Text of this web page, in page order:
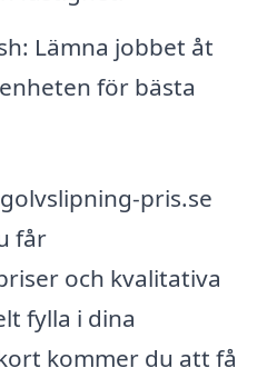
Lämna jobbet åt
för bästa
pris.se
får
och kvalitativa
fylla i dina
kommer du att få